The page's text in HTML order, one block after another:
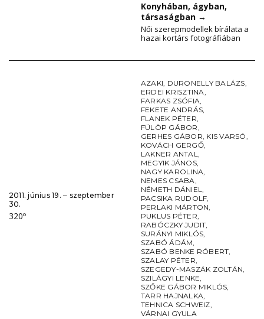
Konyhában, ágyban,
társaságban →
Női szerepmodellek bírálata a
hazai kortárs fotográfiában
2011. június 19. ‒ szeptember
30.
320º
AZAKI, DURONELLY BALÁZS,
ERDEI KRISZTINA,
FARKAS ZSÓFIA,
FEKETE ANDRÁS,
FLANEK PÉTER,
FÜLÖP GÁBOR,
GERHES GÁBOR, KIS VARSÓ,
KOVÁCH GERGŐ,
LAKNER ANTAL,
MEGYIK JÁNOS,
NAGY KAROLINA,
NEMES CSABA,
NÉMETH DÁNIEL,
PACSIKA RUDOLF,
PERLAKI MÁRTON,
PUKLUS PÉTER,
RABÓCZKY JUDIT,
SURÁNYI MIKLÓS,
SZABÓ ÁDÁM,
SZABÓ BENKE RÓBERT,
SZALAY PÉTER,
SZEGEDY-MASZÁK ZOLTÁN,
SZILÁGYI LENKE,
SZŐKE GÁBOR MIKLÓS,
TARR HAJNALKA,
TEHNICA SCHWEIZ,
VÁRNAI GYULA